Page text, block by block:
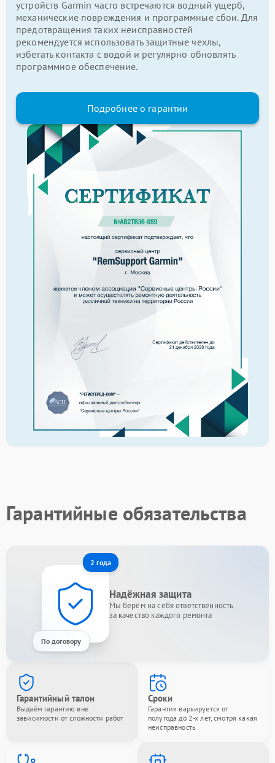
устройств Garmin часто встречаются водный ущерб,
механические повреждения и программные сбои. Для
предотвращения таких неисправностей
рекомендуется использовать защитные чехлы,
избегать контакта с водой и регулярно обновлять
программное обеспечение.
Подробнее о гарантии
Гарантийные обязательства
2 года
По договору
Надёжная защита
Мы берём на себя ответственность
за качество каждого ремонта
Гарантийный талон
Выдаём гарантию вне
зависимости от сложности работ
Сроки
Гарантия варьируется от
полугода до 2-х лет, смотря какая
неисправность